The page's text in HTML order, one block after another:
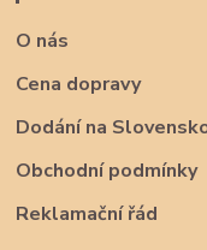
O nás
Cena dopravy
Dodání na
Obchodní podmínky
Reklamační řád